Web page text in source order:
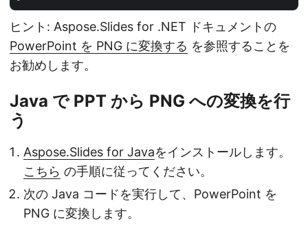
ヒント: Aspose.Slides for .NET ドキュメントの
PowerPoint を PNG に変換する を参照することを
お勧めします。
Java で PPT から PNG への変換を行
う
Aspose.Slides for Javaをインストールします。
こちら の手順に従ってください。
次の Java コードを実行して、PowerPoint を
PNG に変換します。